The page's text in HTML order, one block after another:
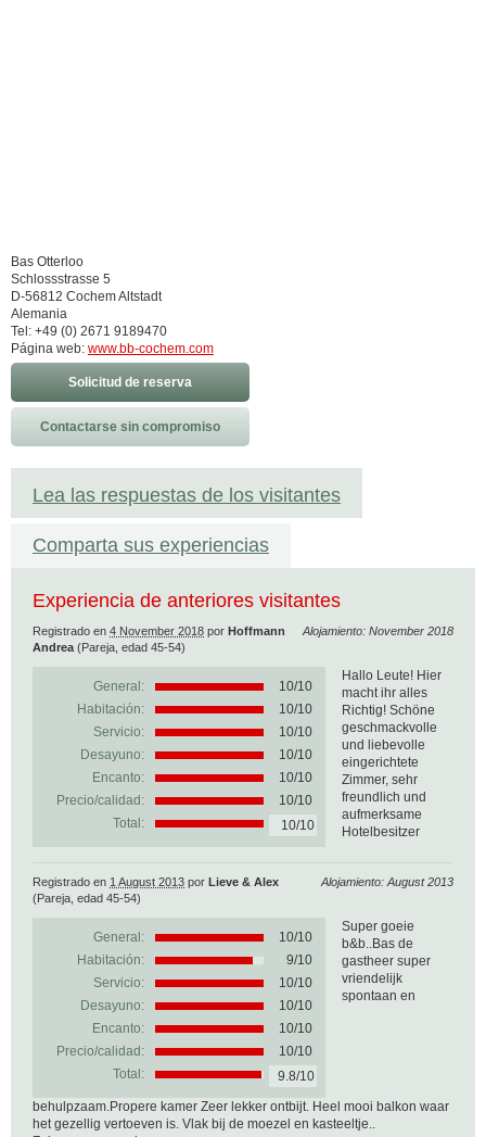
Bas Otterloo
Schlossstrasse 5
D-56812 Cochem Altstadt
Alemania
Tel: +49 (0) 2671 9189470
Página web: www.bb-cochem.com
Solicitud de reserva
Contactarse sin compromiso
Lea las respuestas de los visitantes
Comparta sus experiencias
Experiencia de anteriores visitantes
Alojamiento: November 2018
Registrado en 4 November 2018 por Hoffmann
Andrea (Pareja, edad 45-54)
General: 10/10
Habitación:
10/10
Servicio:
10/10
Desayuno:
10/10
Encanto:
10/10
Precio/calidad:
10/10
Total:
10/10
Hallo Leute! Hier
macht ihr alles
Richtig! Schöne
geschmackvolle
und liebevolle
eingerichtete
Zimmer, sehr
freundlich und
aufmerksame
Hotelbesitzer
Alojamiento: August 2013
Registrado en 1 August 2013 por Lieve & Alex
(Pareja, edad 45-54)
General: 10/10
Habitación:
9/10
Servicio:
10/10
Desayuno:
10/10
Encanto:
10/10
Precio/calidad:
10/10
Total:
9.8/10
Super goeie
b&b..Bas de
gastheer super
vriendelijk
spontaan en
behulpzaam.Propere kamer Zeer lekker ontbijt. Heel mooi balkon waar
het gezellig vertoeven is. Vlak bij de moezel en kasteeltje..